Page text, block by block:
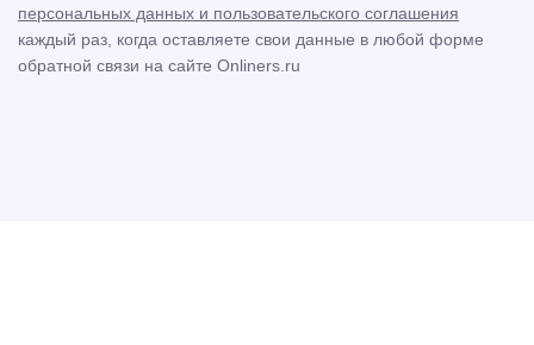
персональных данных и пользовательского соглашения
каждый раз, когда оставляете свои данные в любой форме
обратной связи на сайте Onliners.ru